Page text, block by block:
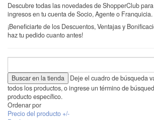
Descubre todas las novedades de ShopperClub
ingresos en tu cuenta de Socio, Agente o Franquicia.
¡Beneficiarte de los Descuentos, Ventajas y
haz tu pedido cuanto antes!
Deje el cuadro de búsqueda
todos los productos, o ingrese un término de
producto específico.
Ordenar por
Precio del producto +/-